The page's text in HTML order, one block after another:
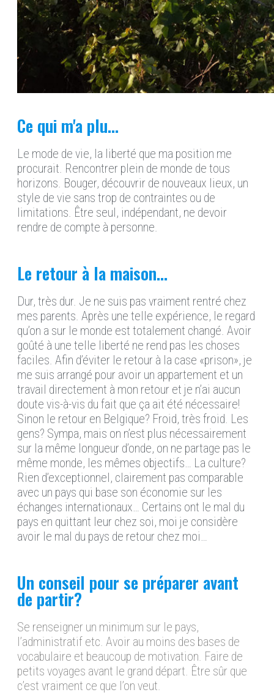
Ce qui m'a plu...
Le mode de vie, la liberté que ma position me
procurait. Rencontrer plein de monde de tous
horizons. Bouger, découvrir de nouveaux lieux, un
style de vie sans trop de contraintes ou de
limitations. Être seul, indépendant, ne devoir
rendre de compte à personne.
Le retour à la maison...
Dur, très dur. Je ne suis pas vraiment rentré chez
mes parents. Après une telle expérience, le regard
qu’on a sur le monde est totalement changé. Avoir
goûté à une telle liberté ne rend pas les choses
faciles. Afin d’éviter le retour à la case «prison», je
me suis arrangé pour avoir un appartement et un
travail directement à mon retour et je n’ai aucun
doute vis-à-vis du fait que ça ait été nécessaire!
Sinon le retour en Belgique? Froid, très froid. Les
gens? Sympa, mais on n’est plus nécessairement
sur la même longueur d’onde, on ne partage pas le
même monde, les mêmes objectifs… La culture?
Rien d’exceptionnel, clairement pas comparable
avec un pays qui base son économie sur les
échanges internationaux… Certains ont le mal du
pays en quittant leur chez soi, moi je considère
avoir le mal du pays de retour chez moi…
Un conseil pour se préparer avant
de partir?
Se renseigner un minimum sur le pays,
l’administratif etc. Avoir au moins des bases de
vocabulaire et beaucoup de motivation. Faire de
petits voyages avant le grand départ. Être sûr que
c’est vraiment ce que l’on veut.